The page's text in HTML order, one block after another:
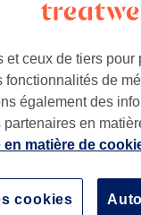
25 minMa
et ceux de tiers
fonctionnalités de
également des
en
en matière de
cookies